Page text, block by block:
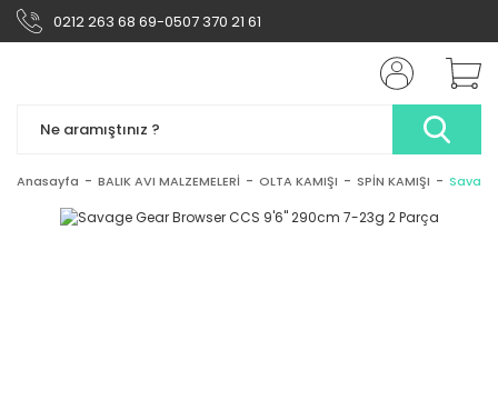
0212 263 68 69-0507 370 21 61
Anasayfa BALIK AVI MALZEMELERİ OLTA KAMIŞI SPİN KAMIŞI